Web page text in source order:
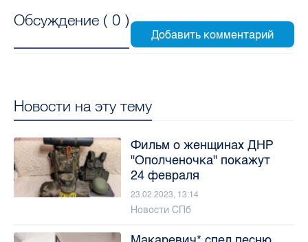
Обсуждение ( 0 )
Новости на эту тему
Фильм о женщинах ДНР
"Ополченочка" покажут
24 февраля
23.02.2023, 13:14
Новости СПб